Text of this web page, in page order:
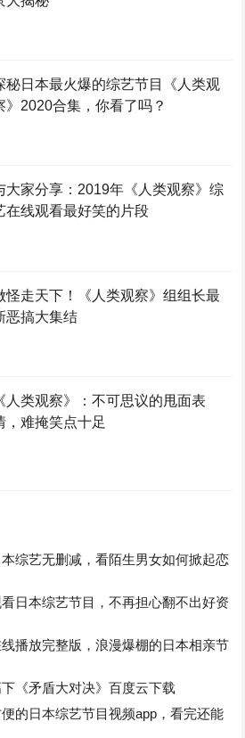
秘日本最火爆的综艺节目《人类观
》2020合集，你看了吗？
大家分享：2019年《人类观察》综
在线观看最好笑的片段
怪走天下！《人类观察》组组长最
恶搞大集结
《人类观察》：不可思议的甩面表
，难掩笑点十足
本综艺无删减，看陌生男女如何掀起恋
日本综艺节目，不再担心翻不出好资
线播放完整版，浪漫爆棚的日本相亲节
《矛盾大对决》百度云下载
的日本综艺节目视频app，看完还能